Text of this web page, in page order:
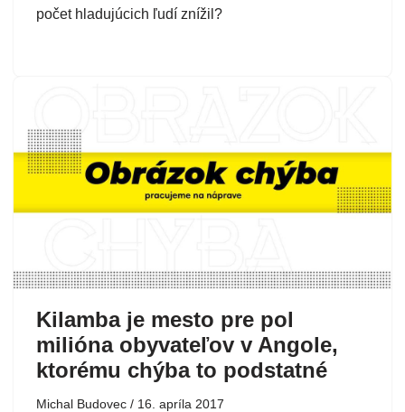
počet hladujúcich ľudí znížil?
Kilamba je mesto pre pol
milióna obyvateľov v Angole,
ktorému chýba to podstatné
Michal Budovec 16. apríla 2017